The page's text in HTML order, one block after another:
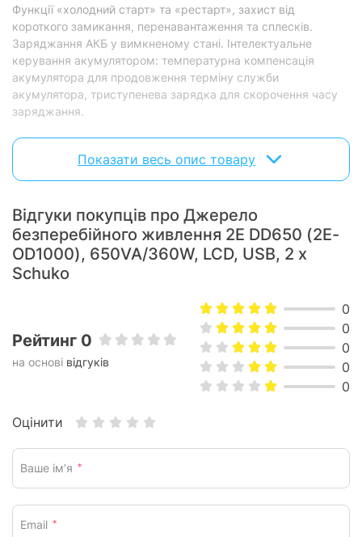
Функції «холодний старт» та «рестарт», захист від
короткого замикання, перенавантаження та сплесків.
Заряджання АКБ у вимкненому стані. Інтелектуальне
керування акумулятором: температурна компенсація
акумулятора для продовження терміну служби
акумулятора, триступенева зарядка для скорочення часу
заряджання.
Інформація про стан роботи ДБЖ відображається на РК-
Показати весь опис товару
Відгуки покупців про Джерело
безперебійного живлення 2E DD650 (2E-
OD1000), 650VA/360W, LCD, USB, 2 x
Schuko
Рейтинг 0
на основі відгуків
0
0
0
0
0
Оцінити
Ваше ім’я *
Email *